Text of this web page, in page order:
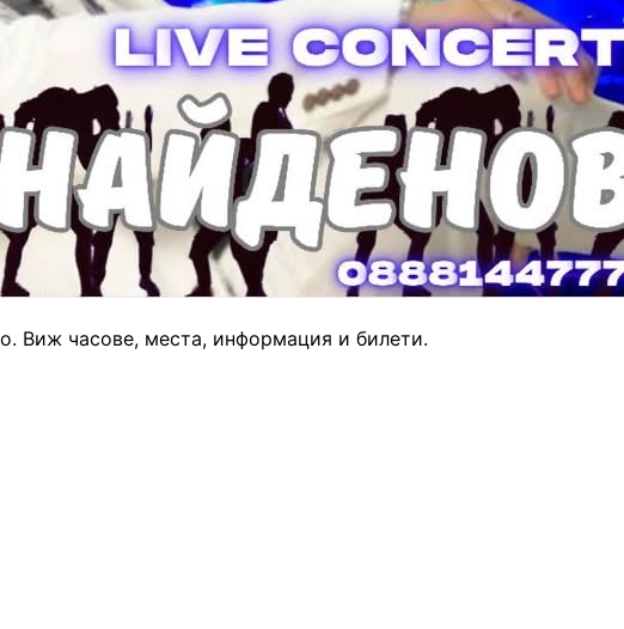
Виж часове, места, информация и билети.